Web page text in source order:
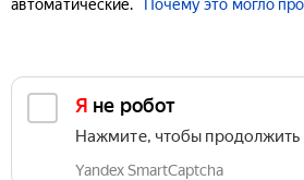
автоматические.
Почему это могло
Я не робот
Нажмите, чтобы продолжить
Yandex SmartCaptcha